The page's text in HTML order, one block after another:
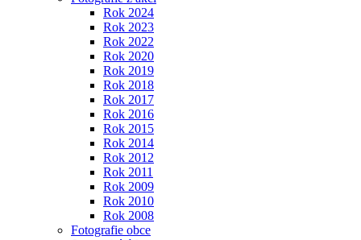
Rok 2024
Rok 2023
Rok 2022
Rok 2020
Rok 2019
Rok 2018
Rok 2017
Rok 2016
Rok 2015
Rok 2014
Rok 2012
Rok 2011
Rok 2009
Rok 2010
Rok 2008
Fotografie obce